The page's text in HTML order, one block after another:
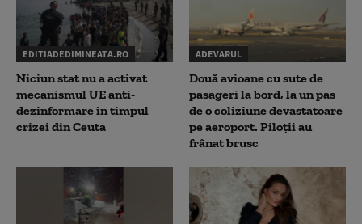
EDITIADEDIMINEATA.RO
Niciun stat nu a activat
mecanismul UE anti-
dezinformare în timpul
crizei din Ceuta
ADEVARUL
Două avioane cu sute de
pasageri la bord, la un pas
de o coliziune devastatoare
pe aeroport. Piloții au
frânat brusc